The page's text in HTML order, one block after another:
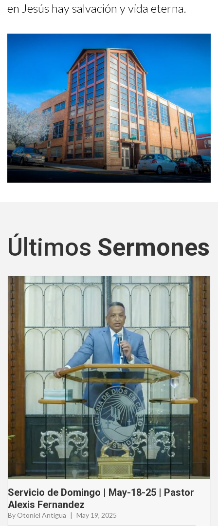
en Jesús hay salvación y vida eterna.
Últimos Sermones
Servicio de Domingo | May-18-25 | Pastor
Alexis Fernandez
By Otoniel Antigua | May 19, 2025